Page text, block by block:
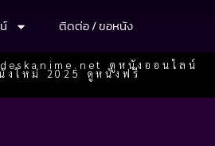
ติดต่อ / ขอหนัง
ดูหนังออนไลน์
ใหม่ 2025 ดูหนังฟรี